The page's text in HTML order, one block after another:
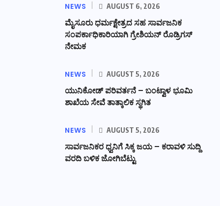
NEWS AUGUST 6, 2026
ಮೈಸೂರು ಧರ್ಮಕ್ಷೇತ್ರದ ಸಹ ಸಾರ್ವಜನಿಕ
ಸಂಪರ್ಕಾಧಿಕಾರಿಯಾಗಿ ಗ್ರೇಶಿಯನ್ ರೊಡ್ರಿಗಸ್
ನೇಮಕ
NEWS AUGUST 5, 2026
ಯುನಿಕೋಡ್ ಪರಿವರ್ತನೆ – ಬಂಟ್ವಾಳ ಭೂಮಿ
ಶಾಖೆಯ ಸೇವೆ ತಾತ್ಕಾಲಿಕ ಸ್ಥಗಿತ
NEWS AUGUST 5, 2026
ಸಾರ್ವಜನಿಕರ ಧ್ವನಿಗೆ ಸಿಕ್ಕ ಜಯ – ಕರಾವಳಿ ಸುದ್ದಿ
ವರದಿ ಬಳಿಕ ಜೋಗಿಬೆಟ್ಟು